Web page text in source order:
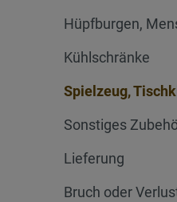
Hüpfburgen,
Kühlschränke
Spielzeug,
Sonstiges
Lieferung
Bruch oder